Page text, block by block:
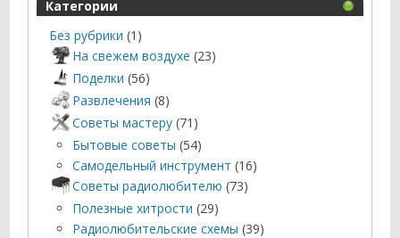
Категории
Без рубрики (1)
На свежем воздухе (23)
Поделки (56)
Развлечения (8)
Советы мастеру (71)
Бытовые советы (54)
Самодельный инструмент (16)
Советы радиолюбителю (73)
Полезные хитрости (29)
Радиолюбительские схемы (39)